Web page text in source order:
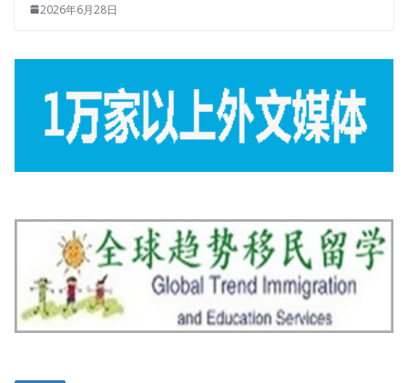
2026年6月28日